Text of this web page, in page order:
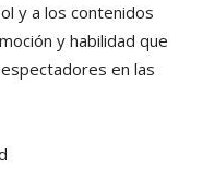
y a los contenidos
y habilidad que
en las